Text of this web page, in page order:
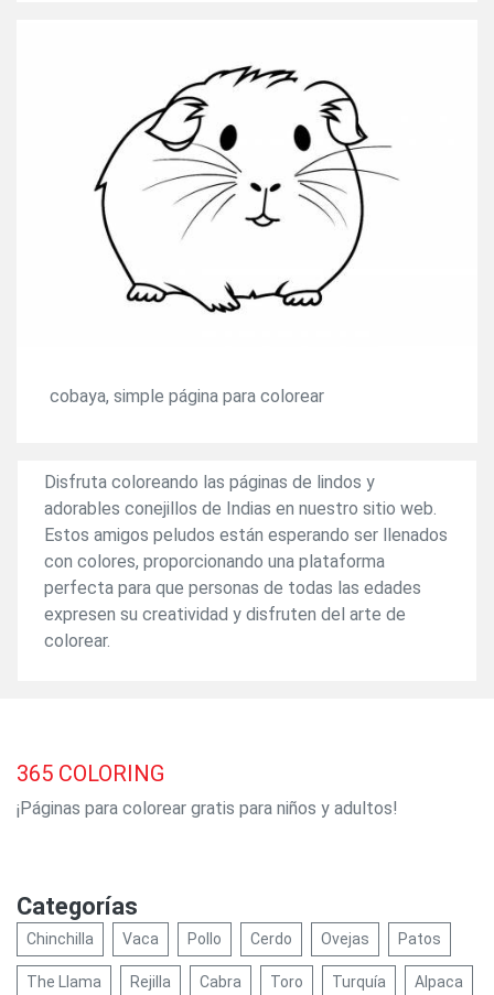
cobaya, simple página para colorear
Disfruta coloreando las páginas de lindos y
adorables conejillos de Indias en nuestro sitio web.
Estos amigos peludos están esperando ser llenados
con colores, proporcionando una plataforma
perfecta para que personas de todas las edades
expresen su creatividad y disfruten del arte de
colorear.
365 COLORING
¡Páginas para colorear gratis para niños y adultos!
Categorías
Chinchilla Vaca Pollo Cerdo Ovejas Patos
The Llama Rejilla Cabra Toro Turquía Alpaca